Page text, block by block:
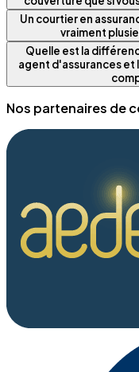
Un courtier en
vraiment
Quelle est la
agent d'assurances et
Nos partenaires de